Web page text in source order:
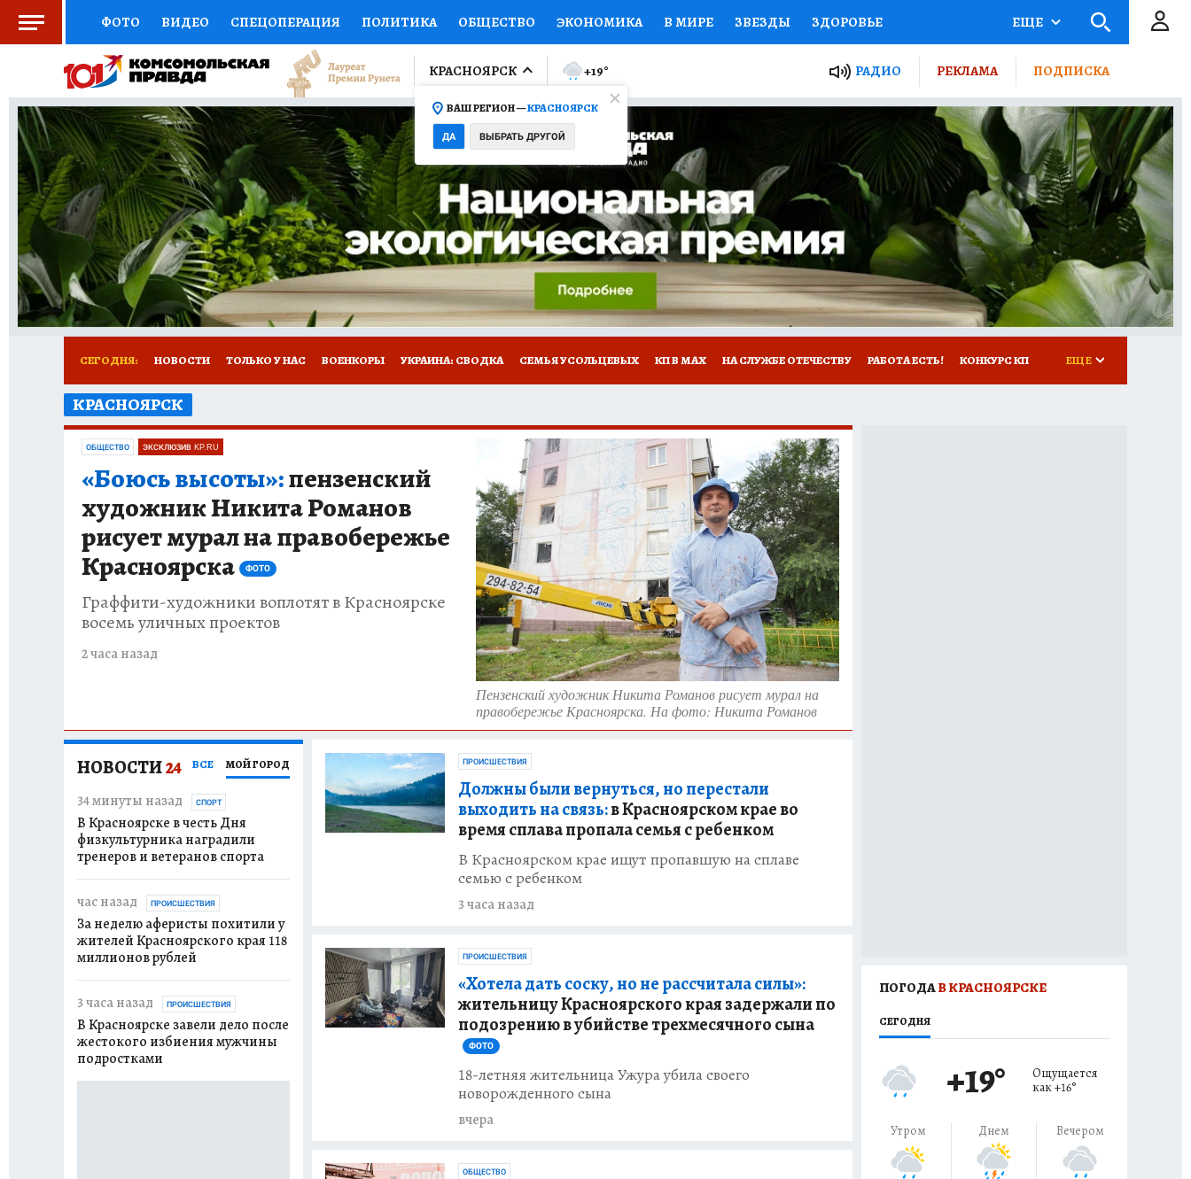
ФОТО ВИДЕО СПЕЦОПЕРАЦИЯ ПОЛИТИКА ОБЩЕСТВО ЭКОНОМИКА В МИРЕ ЗВЕЗДЫ ЗДОРОВЬЕ
СОЦПОДДЕРЖКА НАУКА СПОРТ КОЛУМНИСТЫ ПРОИСШЕСТВИЯ НАЦИОНАЛЬНЫЕ ПРОЕКТЫ РОССИИ
ВЫБОР ЭКСПЕРТОВ ДОКТОР ФИНАНСЫ ОТКРЫВАЕМ МИР Я ЗНАЮ СЕМЬЯ ЖЕНСКИЕ СЕКРЕТЫ ПУТЕВОДИТЕЛЬ
КНИЖНАЯ ПОЛКА ПРОГНОЗЫ НА СПОРТ ПРОМОКОДЫ СЕРИАЛЫ СПЕЦПРОЕКТЫ ДЕФИЦИТ ЖЕЛЕЗА ТУРИЗМ
ПРЕСС-ЦЕНТР НЕДВИЖИМОСТЬ ТЕЛЕВИЗОР КОЛЛЕКЦИИ КОНКУРСЫ РАБОТА У НАС ГИД ПОТРЕБИТЕЛЯ ВСЕ О КП
РАДИО КП РЕКЛАМА ТЕСТЫ НОВОЕ НА САЙТЕ
ЕЩЕ
КРАСНОЯРСК
ВАШ РЕГИОН —КРАСНОЯРСК
ДА ВЫБРАТЬ ДРУГОЙ
+19° РАДИО РЕКЛАМА ПОДПИСКА
СЕГОДНЯ: НОВОСТИ ТОЛЬКО У НАС ВОЕНКОРЫ УКРАИНА: СВОДКА СЕМЬЯ УСОЛЬЦЕВЫХ КП В МАХ НА СЛУЖБЕ ОТЕЧЕСТВУ РАБОТА ЕСТЬ! КОНКУРС КП
ОТДЫХ В РОССИИ
ЕЩЕ
КРАСНОЯРСК
Пензенский художник Никита Романов рисует мурал на
правобережье Красноярска. На фото: Никита Романов
ОБЩЕСТВО ЭКСКЛЮЗИВ KP.RU
«Боюсь высоты»:пензенский
художник Никита Романов
рисует мурал на правобережье
Красноярска
ФОТО
Граффити-художники воплотят в Красноярске
восемь уличных проектов
2 часа назад
ПРОИСШЕСТВИЯ
Должны были вернуться, но перестали
выходить на связь:в Красноярском крае во
время сплава пропала семья с ребенком
В Красноярском крае ищут пропавшую на сплаве
семью с ребенком
3 часа назад
ПРОИСШЕСТВИЯ
«Хотела дать соску, но не рассчитала силы»:
жительницу Красноярского края задержали по
подозрению в убийстве трехмесячного сына
ФОТО
18-летняя жительница Ужура убила своего
новорожденного сына
вчера
ОБЩЕСТВО
НОВОСТИ24 ВСЕ МОЙ ГОРОД
34 минуты назад СПОРТ
В Красноярске в честь Дня
физкультурника наградили
тренеров и ветеранов спорта
час назад ПРОИСШЕСТВИЯ
За неделю аферисты похитили у
жителей Красноярского края 118
миллионов рублей
3 часа назад ПРОИСШЕСТВИЯ
В Красноярске завели дело после
жестокого избиения мужчины
подростками
ОБЩЕСТВО
В Красноярске полицейские
наказали водителя после видео
перекрывшее людям доступ к
ОБЩЕСТВО
Красноярцы встретят 2027 год с
Жительница Назарова получила
фиктивные документы
ПОГОДАВ КРАСНОЯРСКЕ
СЕГОДНЯ
+19°
Ощущается
как+16°
Утром Днем Вечером